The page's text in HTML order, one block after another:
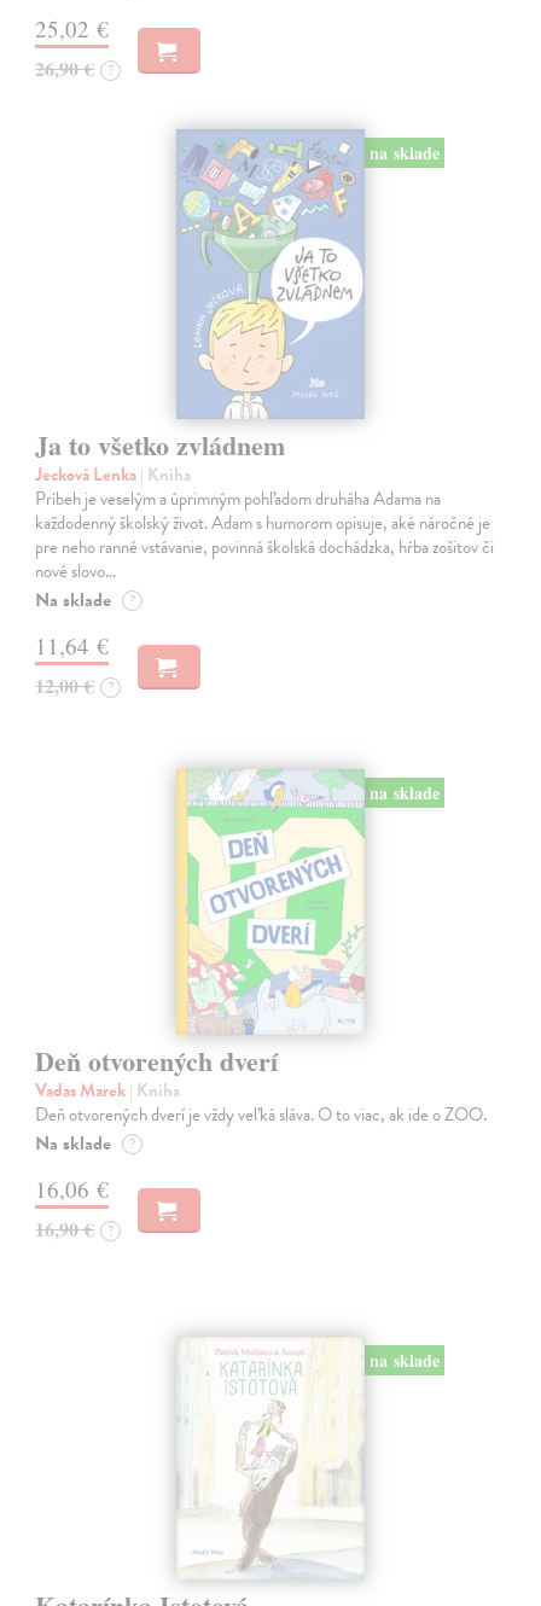
25,02 €
26,90 € ?
na sklade
Ja to všetko zvládnem
Jecková Lenka| Kniha
Príbeh je veselým a úprimným pohľadom druháha Adama na
každodenný školský život. Adam s humorom opisuje, aké náročné je
pre neho ranné vstávanie, povinná školská dochádzka, hŕba zošitov či
nové slovo…
Na sklade ?
11,64 €
12,00 € ?
na sklade
Deň otvorených dverí
Vadas Marek| Kniha
Deň otvorených dverí je vždy veľká sláva. O to viac, ak ide o ZOO.
Na sklade ?
16,06 €
16,90 € ?
na sklade